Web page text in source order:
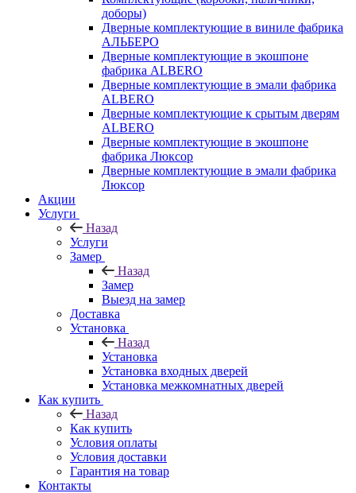
доборы)
Дверные комплектующие в виниле фабрика
АЛЬБЕРО
Дверные комплектующие в экошпоне
фабрика ALBERO
Дверные комплектующие в эмали фабрика
ALBERO
Дверные комплектующие к срытым дверям
ALBERO
Дверные комплектующие в экошпоне
фабрика Люксор
Дверные комплектующие в эмали фабрика
Люксор
Акции
Услуги
Назад
Услуги
Замер
Назад
Замер
Выезд на замер
Доставка
Установка
Назад
Установка
Установка входных дверей
Установка межкомнатных дверей
Как купить
Назад
Как купить
Условия оплаты
Условия доставки
Гарантия на товар
Контакты